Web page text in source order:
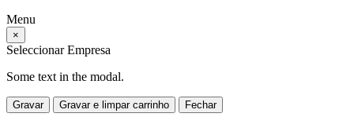
Menu
×
Seleccionar Empresa
Some text in the modal.
Gravar Gravar e limpar carrinho Fechar